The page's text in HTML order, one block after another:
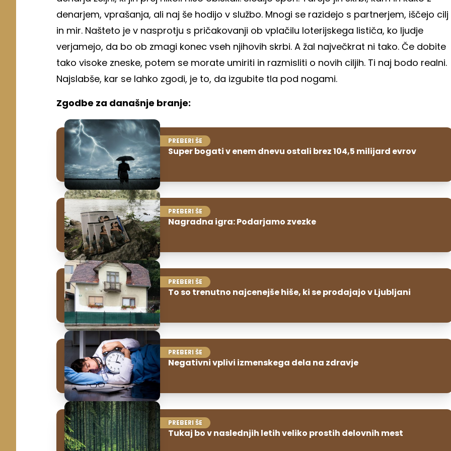
denarjem, vprašanja, ali naj še hodijo v službo. Mnogi se razidejo s partnerjem, iščejo cilj
in mir. Našteto je v nasprotju s pričakovanji ob vplačilu loterijskega lističa, ko ljudje
verjamejo, da bo ob zmagi konec vseh njihovih skrbi. A žal največkrat ni tako. Če dobite
tako visoke zneske, potem se morate umiriti in razmisliti o novih ciljih. Ti naj bodo realni.
Najslabše, kar se lahko zgodi, je to, da izgubite tla pod nogami.
Zgodbe za današnje branje:
PREBERI ŠE
Super bogati v enem dnevu ostali brez 104,5 milijard evrov
PREBERI ŠE
Nagradna igra: Podarjamo zvezke
PREBERI ŠE
To so trenutno najcenejše hiše, ki se prodajajo v Ljubljani
PREBERI ŠE
Negativni vplivi izmenskega dela na zdravje
PREBERI ŠE
Tukaj bo v naslednjih letih veliko prostih delovnih mest